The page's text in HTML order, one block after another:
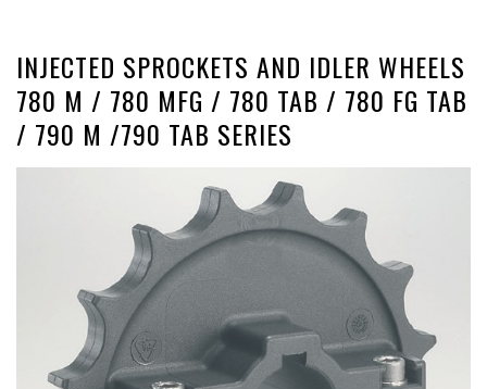
INJECTED SPROCKETS AND IDLER WHEELS
780 M / 780 MFG / 780 TAB / 780 FG TAB
/ 790 M /790 TAB SERIES